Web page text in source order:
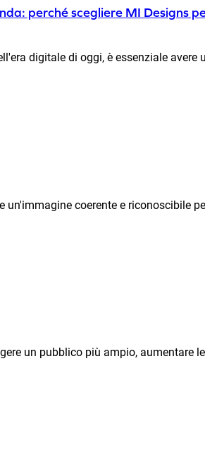
perché scegliere MI Designs
digitale di oggi, è essenziale avere
coerente e riconoscibile
un pubblico più ampio, aumentare